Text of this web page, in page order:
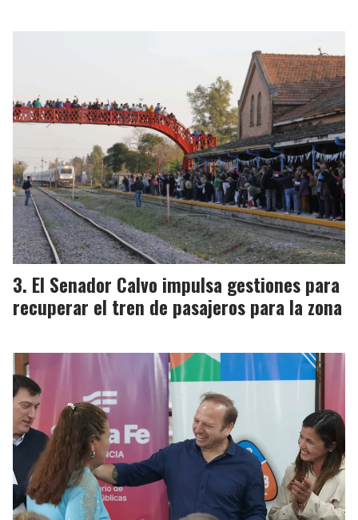
El Senador Calvo impulsa gestiones para
recuperar el tren de pasajeros para la zona